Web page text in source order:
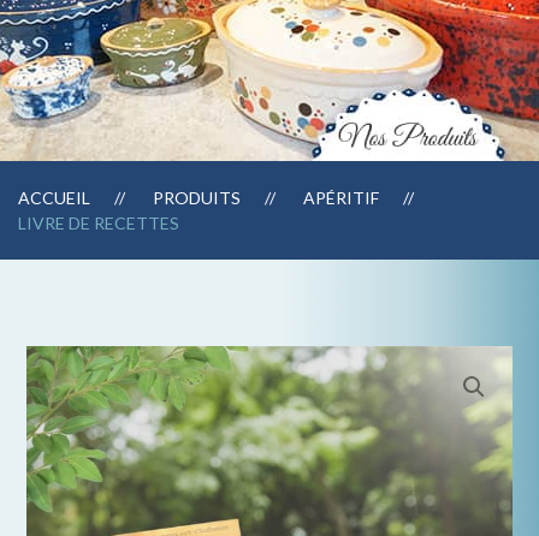
ACCUEIL PRODUITS
APÉRITIF
LIVRE DE RECETTES